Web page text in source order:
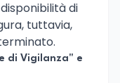
di
tuttavia,
di Vigilanza" e